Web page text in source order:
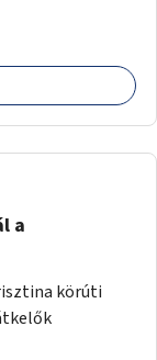
a
körúti